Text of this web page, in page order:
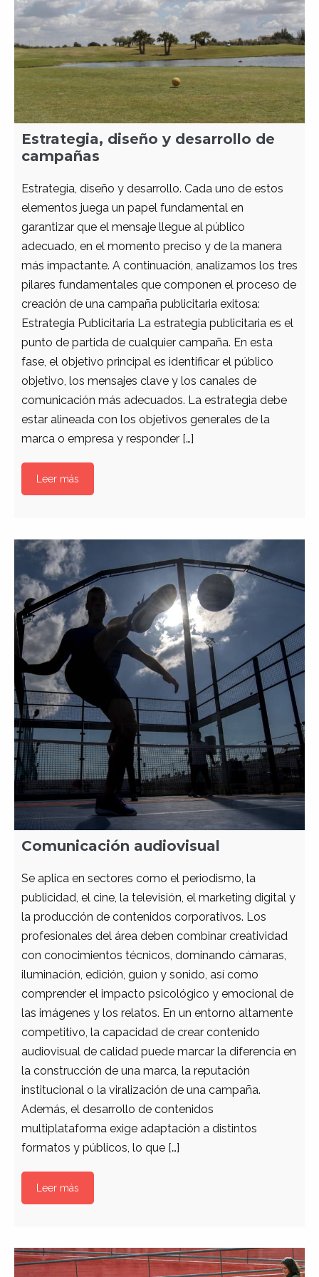
Estrategia, diseño y desarrollo de
campañas
Estrategia, diseño y desarrollo. Cada uno de estos
elementos juega un papel fundamental en
garantizar que el mensaje llegue al público
adecuado, en el momento preciso y de la manera
más impactante. A continuación, analizamos los tres
pilares fundamentales que componen el proceso de
creación de una campaña publicitaria exitosa:
Estrategia Publicitaria La estrategia publicitaria es el
punto de partida de cualquier campaña. En esta
fase, el objetivo principal es identificar el público
objetivo, los mensajes clave y los canales de
comunicación más adecuados. La estrategia debe
estar alineada con los objetivos generales de la
marca o empresa y responder […]
Leer más
Comunicación audiovisual
Se aplica en sectores como el periodismo, la
publicidad, el cine, la televisión, el marketing digital y
la producción de contenidos corporativos. Los
profesionales del área deben combinar creatividad
con conocimientos técnicos, dominando cámaras,
iluminación, edición, guion y sonido, así como
comprender el impacto psicológico y emocional de
las imágenes y los relatos. En un entorno altamente
competitivo, la capacidad de crear contenido
audiovisual de calidad puede marcar la diferencia en
la construcción de una marca, la reputación
institucional o la viralización de una campaña.
Además, el desarrollo de contenidos
multiplataforma exige adaptación a distintos
formatos y públicos, lo que […]
Leer más